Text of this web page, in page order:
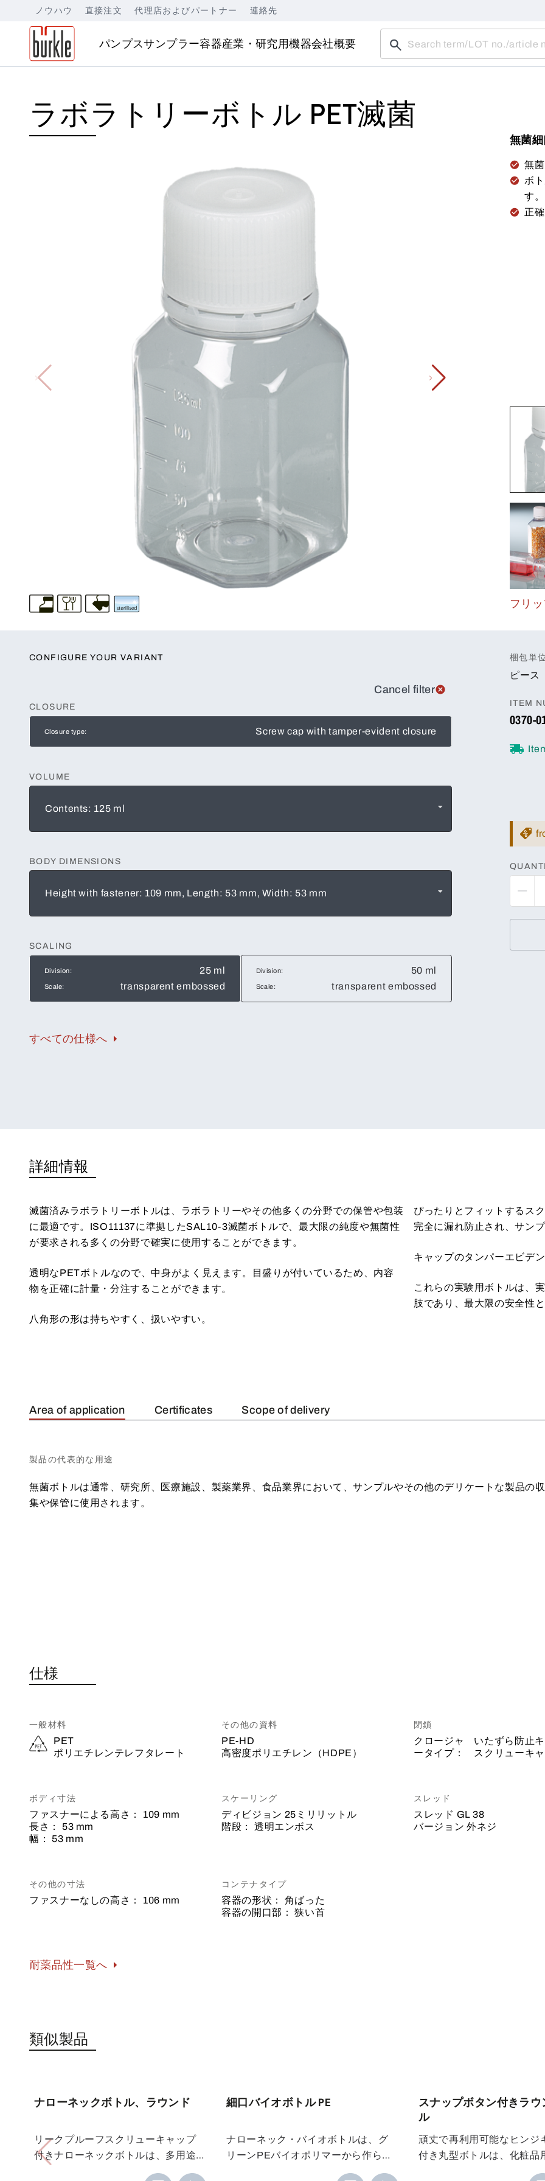
ノウハウ 直接注文 代理店およびパートナー 連絡先
パンプスサンプラー容器産業・研究用機器会社概要
ラボラトリーボトル PET滅菌
無菌
無
ボ
す。
正
フリ
CONFIGURE YOUR VARIANT
Cancel filter
CLOSURE
Closure type: Screw cap with tamper-evident closure
VOLUME
Contents: 125 ml
BODY DIMENSIONS
Height with fastener: 109 mm, Length: 53 mm, Width: 53 mm
SCALING
Division: 25 ml
Scale: transparent embossed
Division: 50 ml
Scale: transparent embossed
すべての仕様へ
梱包単
ピース
ITEM
0370-
詳細情報
滅菌済みラボラトリーボトルは、ラボラトリーやその他多くの分野での保管や包装
に最適です。ISO11137に準拠したSAL10-3滅菌ボトルで、最大限の純度や無菌性
が要求される多くの分野で確実に使用することができます。
透明なPETボトルなので、中身がよく見えます。目盛りが付いているため、内容
物を正確に計量・分注することができます。
八角形の形は持ちやすく、扱いやすい。
ぴったりとフィットするス
完全に漏れ防止され、サン
キャップのタンパーエビデ
これらの実験用ボトルは、
肢であり、最大限の安全性
Area of application Certificates Scope of delivery
製品の代表的な用途
無菌ボトルは通常、研究所、医療施設、製薬業界、食品業界において、サンプルやその他のデリケートな製品の収
集や保管に使用されます。
仕様
一般材料
PET
ポリエチレンテレフタレート
その他の資料
PE-HD
高密度ポリエチレン（HDPE）
閉鎖
クロージャ
ータイプ：
いたずら防止
スクリューキ
ボディ寸法
ファスナーによる高さ：
109 mm
長さ：
53 mm
幅：
53 mm
スケーリング
ディビジョン 25ミリリットル
階段：
透明エンボス
スレッド
スレッド GL 38
バージョン 外ネジ
その他の寸法
ファスナーなしの高さ： 106 mm
コンテナタイプ
容器の形状：
角ばった
容器の開口部：
狭い首
耐薬品性一覧へ
類似製品
ナローネックボトル、ラウンド
リークプルーフスクリューキャップ
付きナローネックボトルは、多用途
に使用できる容器です。ボトルは透
細口バイオボトル PE
ナローネック・バイオボトルは、グ
リーンPEバイオポリマーから作られ
ている。この素材は従来のPEと同じ
スナップボタン付きラ
ル
頑丈で再利用可能なヒンジ
付き丸型ボトルは、化粧品
乳液、クリーム、オイルに